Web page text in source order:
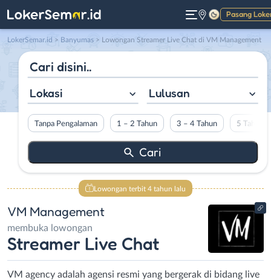
Pasang
Gelap
LokerSemar.id > Banyumas > Lowongan Streamer Live Chat di VM Management
Lokasi Lulusan
Tanpa Pengalaman 1 – 2 Tahun 3 – 4 Tahun 5 Tahun
Lowongan terbit 4 tahun lalu
VM Management
membuka lowongan
Streamer Live Chat
VM agency adalah agensi resmi yang bergerak di bidang live